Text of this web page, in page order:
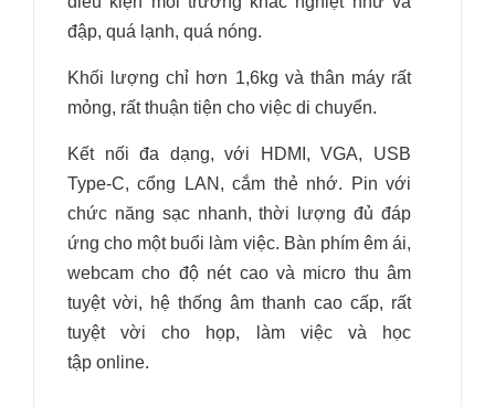
đập, quá lạnh, quá nóng.
Khối lượng chỉ hơn 1,6kg và thân máy rất
mỏng, rất thuận tiện cho việc di chuyển.
Kết nối đa dạng, với HDMI, VGA, USB
Type-C, cổng LAN, cắm thẻ nhớ. Pin với
chức năng sạc nhanh, thời lượng đủ đáp
ứng cho một buổi làm việc. Bàn phím êm ái,
webcam cho độ nét cao và micro thu âm
tuyệt vời, hệ thống âm thanh cao cấp, rất
tuyệt vời cho họp, làm việc và học
tập online.